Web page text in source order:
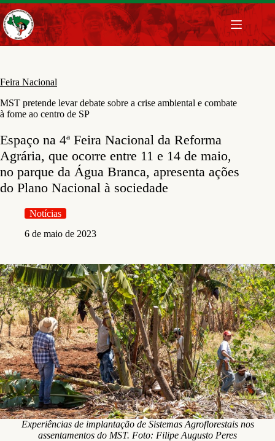
Pular
para
o
conteúdo
Feira Nacional
MST pretende levar debate sobre a crise ambiental e combate
à fome ao centro de SP
Espaço na 4ª Feira Nacional da Reforma
Agrária, que ocorre entre 11 e 14 de maio,
no parque da Água Branca, apresenta ações
do Plano Nacional à sociedade
Notícias
6 de maio de 2023
Experiências de implantação de Sistemas Agroflorestais nos
assentamentos do MST. Foto: Filipe Augusto Peres